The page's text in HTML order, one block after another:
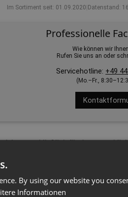
Im Sortiment seit: 01.09.2020 Datenstand:
Professionelle
Wie können wir
Rufen Sie uns an oder
Servicehotline: +49
(Mo.–Fr.,
ausschließlich für den
By using our website you
Informationen